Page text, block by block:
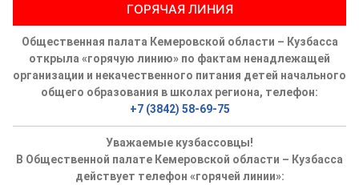
ГОРЯЧАЯ ЛИНИЯ
Общественная палата Кемеровской области – Кузбасса
открыла «горячую линию» по фактам ненадлежащей
организации и некачественного питания детей начального
общего образования в школах региона, телефон:
+7 (3842) 58-69-75
Уважаемые кузбассовцы!
В Общественной палате Кемеровской области – Кузбасса
действует телефон «горячей линии»: